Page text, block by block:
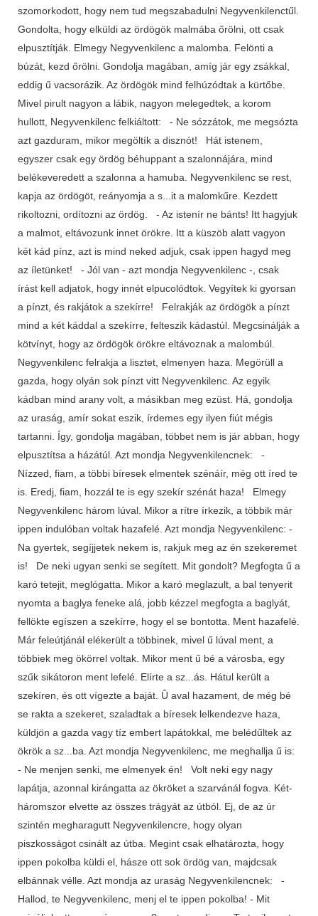
szomorkodott, hogy nem tud megszabadulni Negyvenkilenctűl.
Gondolta, hogy elküldi az ördögök malmába őrölni, ott csak
elpusztítják. Elmegy Negyvenkilenc a malomba. Felönti a
búzát, kezd őrölni. Gondolja magában, amíg jár egy zsákkal,
eddig ű vacsorázik. Az ördögök mind felhúzódtak a kürtőbe.
Mivel pirult nagyon a lábik, nagyon melegedtek, a korom
hullott, Negyvenkilenc felkiáltott: - Ne sózzátok, me megsózta
azt gazduram, mikor megöltík a disznót! Hát istenem,
egyszer csak egy ördög béhuppant a szalonnájára, mind
belékeveredett a szalonna a hamuba. Negyvenkilenc se rest,
kapja az ördögöt, reányomja a s...it a malomkűre. Kezdett
rikoltozni, ordítozni az ördög. - Az istenír ne bánts! Itt hagyjuk
a malmot, eltávozunk innet örökre. Itt a küszöb alatt vagyon
két kád pínz, azt is mind neked adjuk, csak ippen hagyd meg
az íletünket! - Jól van - azt mondja Negyvenkilenc -, csak
írást kell adjatok, hogy innét elpucolódtok. Vegyítek ki gyorsan
a pínzt, és rakjátok a szekírre! Felrakják az ördögök a pínzt
mind a két káddal a szekírre, felteszik kádastúl. Megcsinálják a
kötvínyt, hogy az ördögök örökre eltávoznak a malombúl.
Negyvenkilenc felrakja a lisztet, elmenyen haza. Megörüll a
gazda, hogy olyán sok pínzt vitt Negyvenkilenc. Az egyik
kádban mind arany volt, a másikban meg ezüst. Há, gondolja
az uraság, amír sokat eszik, írdemes egy ilyen fiút mégis
tartanni. Így, gondolja magában, többet nem is jár abban, hogy
elpusztítsa a házátúl. Azt mondja Negyvenkilencnek: -
Nízzed, fiam, a többi bíresek elmentek szénáír, még ott íred te
is. Eredj, fiam, hozzál te is egy szekír szénát haza! Elmegy
Negyvenkilenc három lúval. Mikor a rítre írkezik, a többik már
ippen indulóban voltak hazafelé. Azt mondja Negyvenkilenc: -
Na gyertek, segíjjetek nekem is, rakjuk meg az én szekeremet
is! De neki ugyan senki se segített. Mit gondolt? Megfogta ű a
karó tetejit, meglógatta. Mikor a karó meglazult, a bal tenyerit
nyomta a baglya feneke alá, jobb kézzel megfogta a baglyát,
fellökte egíszen a szekírre, hogy el se bontotta. Ment hazafelé.
Már feleútjánál elékerült a többinek, mivel ű lúval ment, a
többiek meg ökörrel voltak. Mikor ment ű bé a városba, egy
szűk sikátoron ment lefelé. Elírte a sz...ás. Hátul került a
szekíren, és ott vígezte a baját. Û aval hazament, de még bé
se rakta a szekeret, szaladtak a bíresek lelkendezve haza,
küldjön a gazda vagy tíz embert lapátokkal, me belédűltek az
ökrök a sz...ba. Azt mondja Negyvenkilenc, me meghallja ű is:
- Ne menjen senki, me elmenyek én! Volt neki egy nagy
lapátja, azonnal kirángatta az ökröket a szarvánál fogva. Két-
háromszor elvette az összes trágyát az útból. Ej, de az úr
szintén megharagutt Negyvenkilencre, hogy olyan
piszkosságot csinált az útba. Megint csak elhatározta, hogy
ippen pokolba küldi el, hásze ott sok ördög van, majdcsak
elbánnak vélle. Azt mondja az uraság Negyvenkilencnek: -
Hallod, te Negyvenkilenc, menj el te ippen pokolba! - Mit